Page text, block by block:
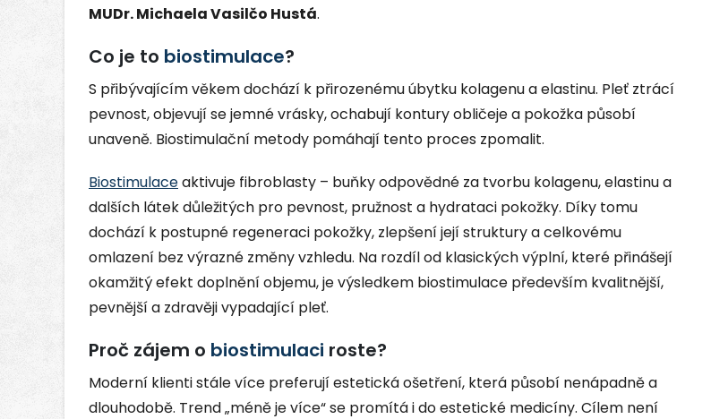
MUDr. Michaela Vasilčo Hustá.
Co je to biostimulace?
S přibývajícím věkem dochází k přirozenému úbytku kolagenu a elastinu. Pleť ztrácí
pevnost, objevují se jemné vrásky, ochabují kontury obličeje a pokožka působí
unaveně. Biostimulační metody pomáhají tento proces zpomalit.
Biostimulaceaktivuje fibroblasty – buňky odpovědné za tvorbu kolagenu, elastinu a
dalších látek důležitých pro pevnost, pružnost a hydrataci pokožky. Díky tomu
dochází k postupné regeneraci pokožky, zlepšení její struktury a celkovému
omlazení bez výrazné změny vzhledu. Na rozdíl od klasických výplní, které přinášejí
okamžitý efekt doplnění objemu, je výsledkem biostimulace především kvalitnější,
pevnější a zdravěji vypadající pleť.
Proč zájem o biostimulaci roste?
Moderní klienti stále více preferují estetická ošetření, která působí nenápadně a
dlouhodobě. Trend „méně je více“ se promítá i do estetické medicíny. Cílem není